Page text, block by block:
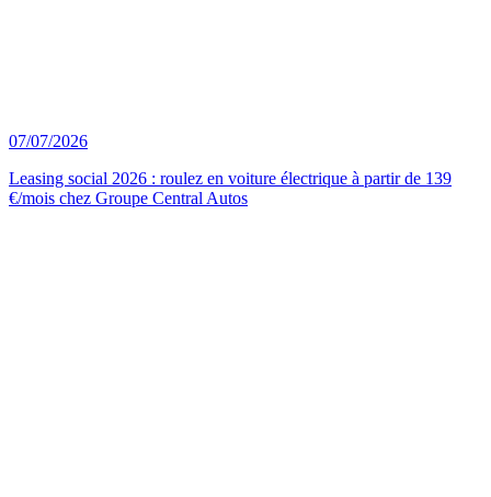
07/07/2026
Leasing social 2026 : roulez en voiture électrique à partir de 139
€/mois chez Groupe Central Autos